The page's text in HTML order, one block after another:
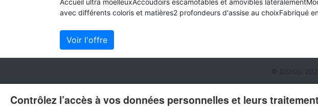
Accueil ultra moelleuxAccoudoirs escamotables et amovibles
avec différents coloris et matières2 profondeurs d'assise au choixFabriqué
Voir l'offre
© DSh0p
Contrôlez l’accès à vos données personnelles et leurs